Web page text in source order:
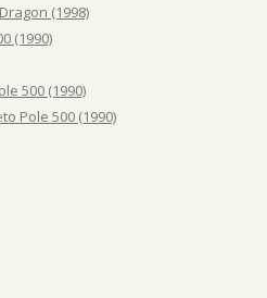
(1998)
(1990)
500 (1990)
Pole 500 (1990)